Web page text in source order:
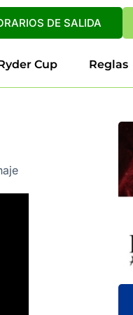
DE SALIDA
Cup Reglas